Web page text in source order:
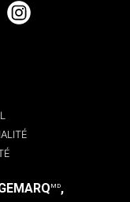
Instagram
MD,